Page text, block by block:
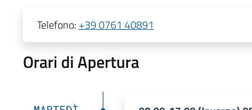
Telefono: +39 0761 40891
Orari di Apertura